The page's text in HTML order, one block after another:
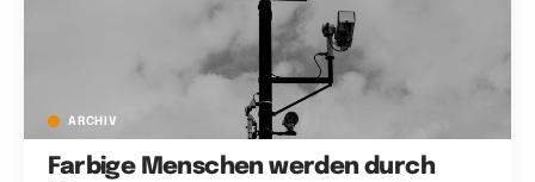
ARCHIV
Farbige Menschen werden durch